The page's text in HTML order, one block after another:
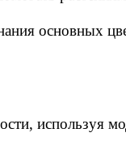
основных
используя